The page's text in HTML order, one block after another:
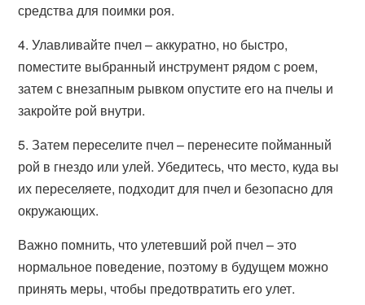
средства для поимки роя.
4. Улавливайте пчел – аккуратно, но быстро,
поместите выбранный инструмент рядом с роем,
затем с внезапным рывком опустите его на пчелы и
закройте рой внутри.
5. Затем переселите пчел – перенесите пойманный
рой в гнездо или улей. Убедитесь, что место, куда вы
их переселяете, подходит для пчел и безопасно для
окружающих.
Важно помнить, что улетевший рой пчел – это
нормальное поведение, поэтому в будущем можно
принять меры, чтобы предотвратить его улет.